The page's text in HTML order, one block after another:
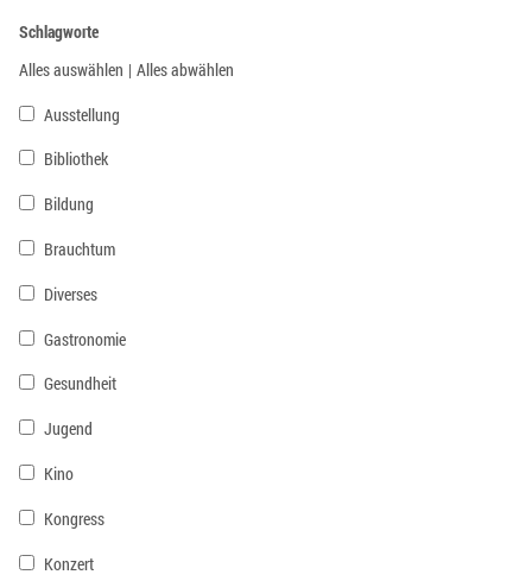
Schlagworte
Alles auswählen | Alles abwählen
Ausstellung
Bibliothek
Bildung
Brauchtum
Diverses
Gastronomie
Gesundheit
Jugend
Kino
Kongress
Konzert